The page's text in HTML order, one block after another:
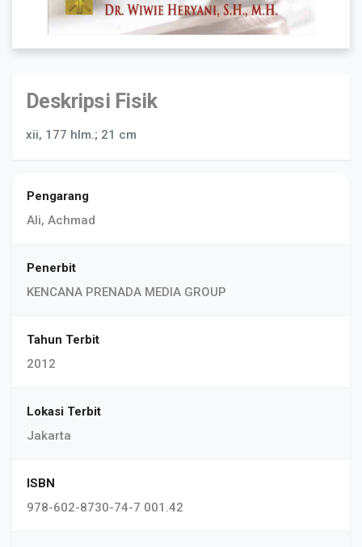
Deskripsi Fisik
xii, 177 hlm.; 21 cm
Pengarang
Ali, Achmad
Penerbit
KENCANA PRENADA MEDIA GROUP
Tahun Terbit
2012
Lokasi Terbit
Jakarta
ISBN
978-602-8730-74-7 001.42